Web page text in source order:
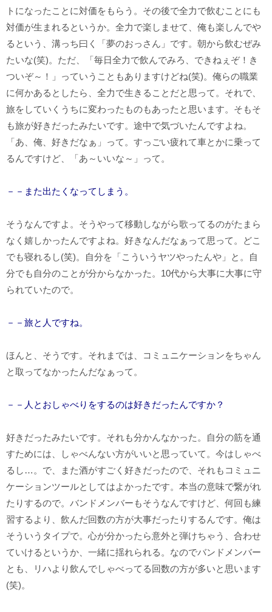
トになったことに対価をもらう。その後で全力で飲むことにも
対価が生まれるというか。全力で楽しませて、俺も楽しんでや
るという、溝っち曰く「夢のおっさん」です。朝から飲むぜみ
たいな(笑)。ただ、「毎日全力で飲んでみろ、できねぇぞ！き
ついぞ～！」っていうこともありますけどね(笑)。俺らの職業
に何かあるとしたら、全力で生きることだと思って。それで、
旅をしていくうちに変わったものもあったと思います。そもそ
も旅が好きだったみたいです。途中で気づいたんですよね。
「あ、俺、好きだなぁ」って。すっごい疲れて車とかに乗って
るんですけど、「あ～いいな～」って。
－－また出たくなってしまう。
そうなんですよ。そうやって移動しながら歌ってるのがたまら
なく嬉しかったんですよね。好きなんだなぁって思って。どこ
でも寝れるし(笑)。自分を「こういうヤツやったんや」と。自
分でも自分のことが分からなかった。10代から大事に大事に守
られていたので。
－－旅と人ですね。
ほんと、そうです。それまでは、コミュニケーションをちゃん
と取ってなかったんだなぁって。
－－人とおしゃべりをするのは好きだったんですか？
好きだったみたいです。それも分かんなかった。自分の筋を通
すためには、しゃべんない方がいいと思っていて。今はしゃべ
るし…。で、また酒がすごく好きだったので、それもコミュニ
ケーションツールとしてはよかったです。本当の意味で繋がれ
たりするので。バンドメンバーもそうなんですけど、何回も練
習するより、飲んだ回数の方が大事だったりするんです。俺は
そういうタイプで。心が分かったら意外と弾けちゃう、合わせ
ていけるというか、一緒に揺れられる。なのでバンドメンバー
とも、リハより飲んでしゃべってる回数の方が多いと思います
(笑)。